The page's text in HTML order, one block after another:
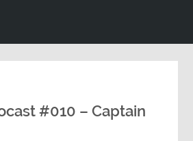
#010 – Captain